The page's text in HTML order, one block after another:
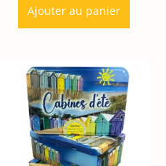
Ajouter au panier